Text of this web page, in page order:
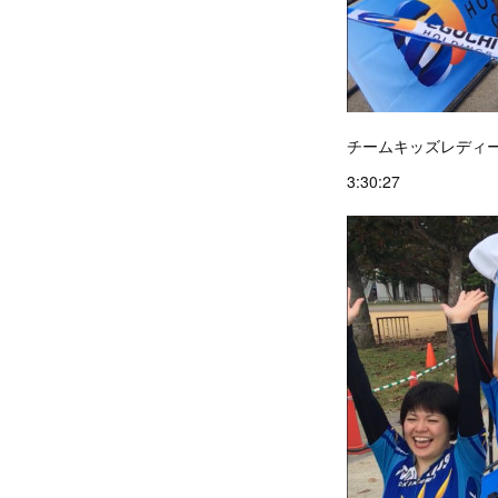
チームキッズレディ
3:30:27